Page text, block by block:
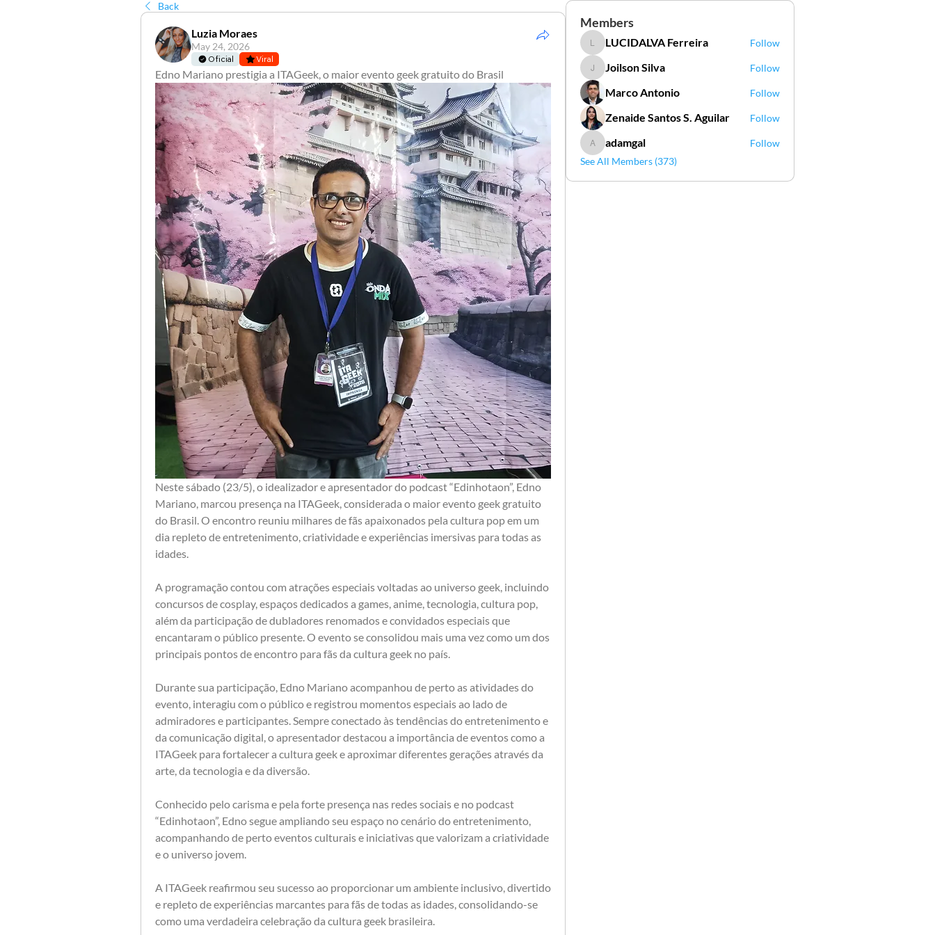
Back
Luzia Moraes
May 24, 2026
Oficial Viral
Edno Mariano prestigia a ITAGeek, o maior evento geek gratuito do Brasil
Neste sábado (23/5), o idealizador e apresentador do podcast “Edinhotaon”, Edno
Mariano, marcou presença na ITAGeek, considerada o maior evento geek gratuito
do Brasil. O encontro reuniu milhares de fãs apaixonados pela cultura pop em um
dia repleto de entretenimento, criatividade e experiências imersivas para todas as
idades.
A programação contou com atrações especiais voltadas ao universo geek, incluindo
concursos de cosplay, espaços dedicados a games, anime, tecnologia, cultura pop,
além da participação de dubladores renomados e convidados especiais que
encantaram o público presente. O evento se consolidou mais uma vez como um dos
principais pontos de encontro para fãs da cultura geek no país.
Durante sua participação, Edno Mariano acompanhou de perto as atividades do
evento, interagiu com o público e registrou momentos especiais ao lado de
admiradores e participantes. Sempre conectado às tendências do entretenimento e
da comunicação digital, o apresentador destacou a importância de eventos como a
ITAGeek para fortalecer a cultura geek e aproximar diferentes gerações através da
arte, da tecnologia e da diversão.
Conhecido pelo carisma e pela forte presença nas redes sociais e no podcast
“Edinhotaon”, Edno segue ampliando seu espaço no cenário do entretenimento,
acompanhando de perto eventos culturais e iniciativas que valorizam a criatividade
e o universo jovem.
A ITAGeek reafirmou seu sucesso ao proporcionar um ambiente inclusivo, divertido
e repleto de experiências marcantes para fãs de todas as idades, consolidando-se
como uma verdadeira celebração da cultura geek brasileira.
Members
LUCIDALVA Ferreira
LUCIDALVA Ferreira Follow
Joilson Silva
Joilson Silva Follow
Marco Antonio Follow
Zenaide Santos S. Aguilar Follow
adamgal
adamgal
Follow
See All Members (373)